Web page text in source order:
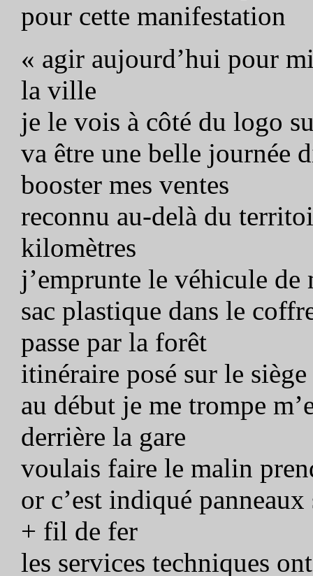
pour cette manifestation
« agir aujourd’hui pour
la ville
je le vois à côté du logo
va être une belle journée
booster mes ventes
reconnu au-delà du
kilomètres
j’emprunte le véhicule de
sac plastique dans le
passe par la forêt
itinéraire posé sur le
au début je me trompe
derrière la gare
voulais faire le malin
or c’est indiqué
+ fil de fer
les services techniques